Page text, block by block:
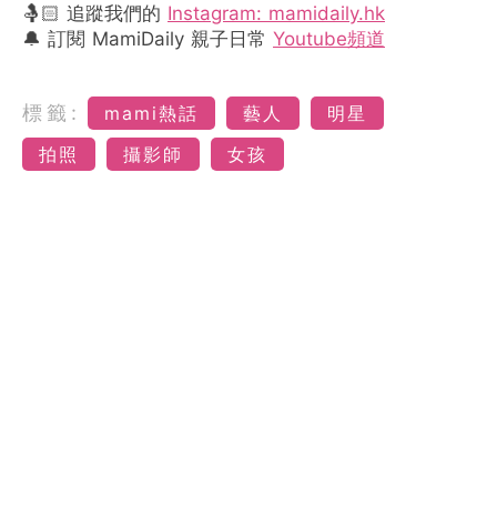
🤱🏻 追蹤我們的 Instagram: mamidaily.hk
🔔 訂閱 MamiDaily 親子日常 Youtube頻道
標籤: mami熱話 藝人
明星
拍照
攝影師 女孩